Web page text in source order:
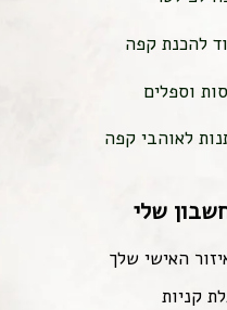
להכנת קפה
וספלים
לאוהבי קפה
שלי
האישי שלך
קניות